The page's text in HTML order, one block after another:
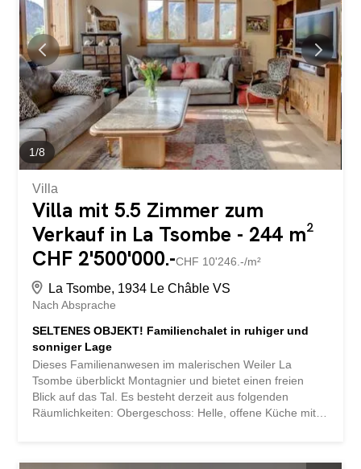
nature et entouré d'une parcelle de 3000 m2, il offre la
possibilité de jouir d'une tranquillité absolue et d'une
magnifique vue sur Verbier et sur la vallée. Il se présente
comme ceci: Rez supérieur : Cuisine ouverte Salon et
espace de vie avec poêle à pellet Salle d'eau avec
douche. Rez inférieur : Chambre double Chambre
d'enfant avec 2...
1/8
Villa
Villa mit 5.5 Zimmer zum
Verkauf in La Tsombe - 244 m²
CHF 2'500'000.-CHF 10'246.-/m²
La Tsombe, 1934 Le Châble VS
Nach Absprache
SELTENES OBJEKT! Familienchalet in ruhiger und
sonniger Lage
Dieses Familienanwesen im malerischen Weiler La
Tsombe überblickt Montagnier und bietet einen freien
Blick auf das Tal. Es besteht derzeit aus folgenden
Räumlichkeiten: Obergeschoss: Helle, offene Küche mit
Balkon Wohnzimmer mit Kamin und Balkon Wohnzimmer